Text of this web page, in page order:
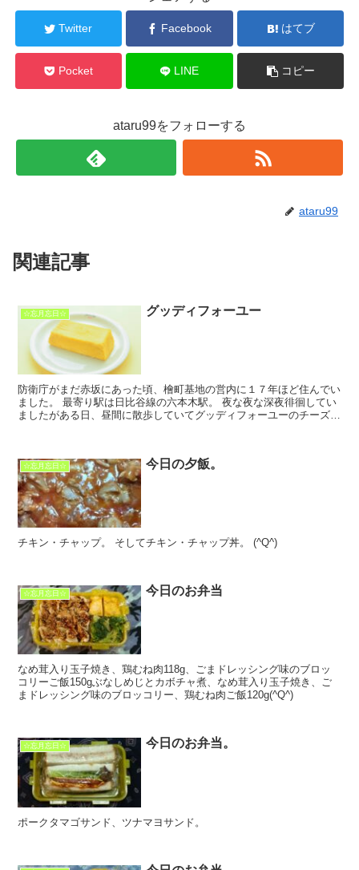
Twitter Facebook はてブ
Pocket LINE コピー
ataru99をフォローする
ataru99
関連記事
☆忘月忘日☆ グッディフォーユー
防衛庁がまだ赤坂にあった頃、檜町基地の営内に１７年ほど住んでい
ました。 最寄り駅は日比谷線の六本木駅。 夜な夜な深夜徘徊してい
ましたがある日、昼間に散歩していてグッディフォーユーのチーズケ
☆忘月忘日☆ 今日の夕飯。
チキン・チャップ。 そしてチキン・チャップ丼。 (^Q^)
☆忘月忘日☆ 今日のお弁当
なめ茸入り玉子焼き、鶏むね肉118g、ごまドレッシング味のブロッ
コリーご飯150gぶなしめじとカボチャ煮、なめ茸入り玉子焼き、ご
まドレッシング味のブロッコリー、鶏むね肉ご飯120g(^Q^)
☆忘月忘日☆ 今日のお弁当。
ポークタマゴサンド、ツナマヨサンド。